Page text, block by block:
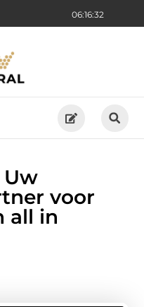
06:16:34
Uw
voor
all in